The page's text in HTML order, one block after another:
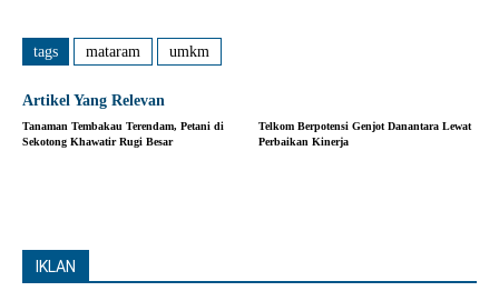
tags mataram umkm
Artikel Yang Relevan
Tanaman Tembakau Terendam, Petani di
Sekotong Khawatir Rugi Besar
Telkom Berpotensi Genjot Danantara Lewat
Perbaikan Kinerja
IKLAN